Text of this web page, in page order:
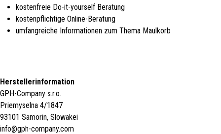
kostenfreie Do-it-yourself Beratung
kostenpflichtige Online-Beratung
umfangreiche Informationen zum Thema Maulkorb
Herstellerinformation
GPH-Company s.r.o.
Priemyselna 4/1847
93101 Samorin, Slowakei
info@gph-company.com